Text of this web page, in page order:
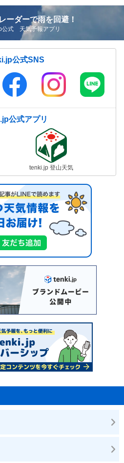
ーダーで雨を回避！
公式 天気予報アプリ
公式SNS
公式アプリ
tenki.jp 登山天気